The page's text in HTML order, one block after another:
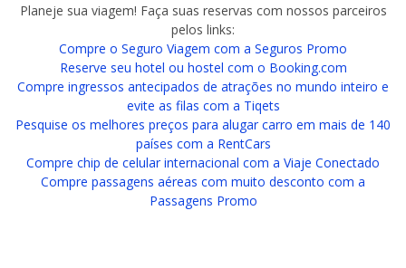
Planeje sua viagem! Faça suas reservas com nossos parceiros
pelos links:
Compre o Seguro Viagem com a Seguros Promo
Reserve seu hotel ou hostel com o Booking.com
Compre ingressos antecipados de atrações no mundo inteiro e
evite as filas com a Tiqets
Pesquise os melhores preços para alugar carro em mais de 140
países com a RentCars
Compre chip de celular internacional com a Viaje Conectado
Compre passagens aéreas com muito desconto com a
Passagens Promo